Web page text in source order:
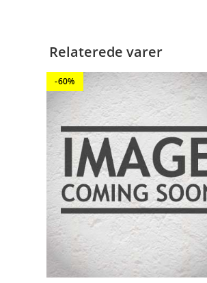
Relaterede varer
-60%